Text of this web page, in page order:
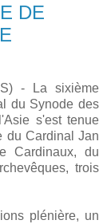
DE
- La sixième
du Synode des
s'est tenue
du Cardinal Jan
Cardinaux, du
trois
plénière, un